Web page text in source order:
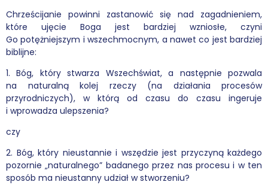
Chrześcijanie powinni zastanowić się nad zagadnieniem,
które ujęcie Boga jest bardziej wzniosłe, czyni
Go potężniejszym i wszechmocnym, a nawet co jest bardziej
biblijne:
1. Bóg, który stwarza Wszechświat, a następnie pozwala
na naturalną kolej rzeczy (na działania procesów
przyrodniczych), w którą od czasu do czasu ingeruje
i wprowadza ulepszenia?
czy
2. Bóg, który nieustannie i wszędzie jest przyczyną każdego
pozornie „naturalnego” badanego przez nas procesu i w ten
sposób ma nieustanny udział w stworzeniu?